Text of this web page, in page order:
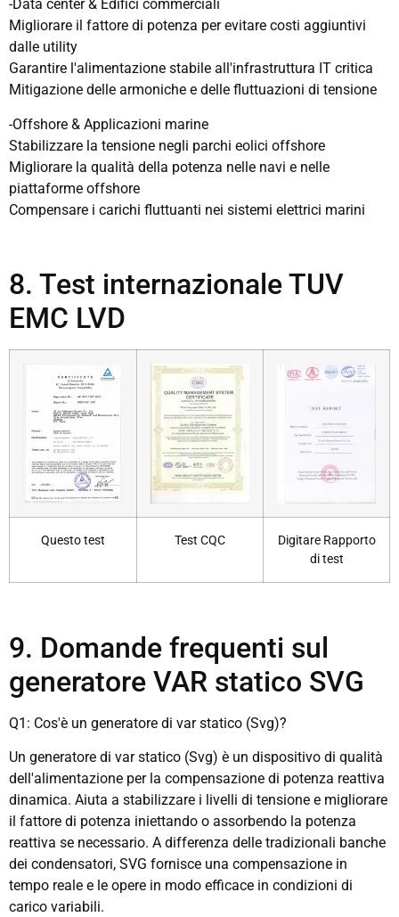
-Data center & Edifici commerciali
Migliorare il fattore di potenza per evitare costi aggiuntivi
dalle utility
Garantire l'alimentazione stabile all'infrastruttura IT critica
Mitigazione delle armoniche e delle fluttuazioni di tensione
-Offshore & Applicazioni marine
Stabilizzare la tensione negli parchi eolici offshore
Migliorare la qualità della potenza nelle navi e nelle
piattaforme offshore
Compensare i carichi fluttuanti nei sistemi elettrici marini
8. Test internazionale TUV
EMC LVD
Questo test Test CQC
Digitare Rapporto
di test
9. Domande frequenti sul
generatore VAR statico SVG
Q1: Cos'è un generatore di var statico (Svg)?
Un generatore di var statico (Svg) è un dispositivo di qualità
dell'alimentazione per la compensazione di potenza reattiva
dinamica. Aiuta a stabilizzare i livelli di tensione e migliorare
il fattore di potenza iniettando o assorbendo la potenza
reattiva se necessario. A differenza delle tradizionali banche
dei condensatori, SVG fornisce una compensazione in
tempo reale e le opere in modo efficace in condizioni di
carico variabili.